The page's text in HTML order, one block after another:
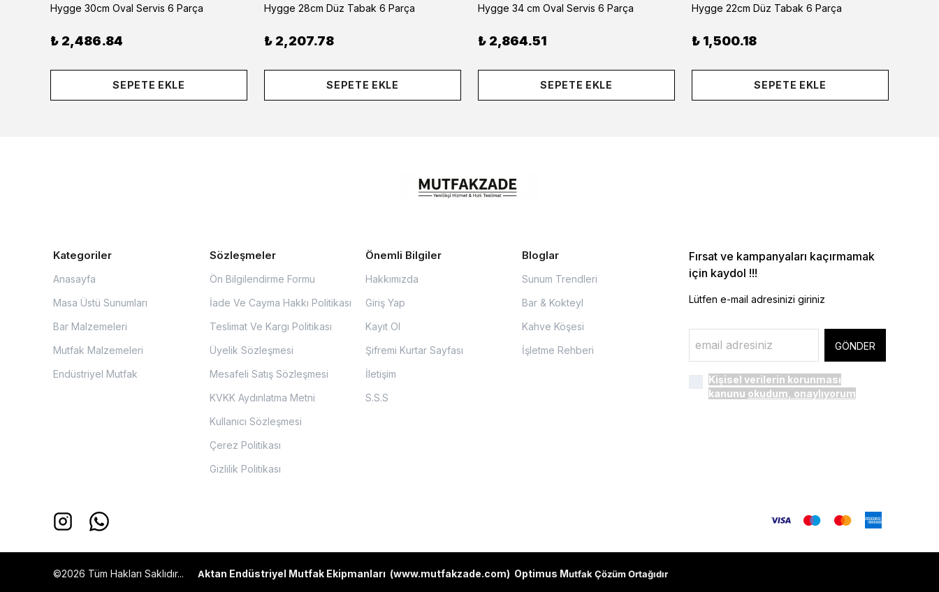
Hygge 30cm Oval Servis 6 Parça
₺ 2,486.84
SEPETE EKLE
Hygge 28cm Düz Tabak 6 Parça
₺ 2,207.78
SEPETE EKLE
Hygge 34 cm Oval Servis 6 Parça
₺ 2,864.51
SEPETE EKLE
Hygge 22cm Düz Tabak 6 Parça
₺ 1,500.18
SEPETE EKLE
Kategoriler
Anasayfa
Masa Üstü Sunumları
Bar Malzemeleri
Mutfak Malzemeleri
Endüstriyel Mutfak
Sözleşmeler
Ön Bilgilendirme Formu
İade Ve Cayma Hakkı Politikası
Teslimat Ve Kargı Politikası
Üyelik Sözleşmesi
Mesafeli Satış Sözleşmesi
KVKK Aydınlatma Metni
Kullanıcı Sözleşmesi
Çerez Politikası
Gizlilik Politikası
Önemli Bilgiler
Hakkımızda
Giriş Yap
Kayıt Ol
Şifremi Kurtar Sayfası
İletişim
S.S.S
Bloglar
Sunum Trendleri
Bar & Kokteyl
Kahve Köşesi
İşletme Rehberi
Fırsat ve kampanyaları kaçırmamak
için kaydol !!!
Lütfen e-mail adresinizi giriniz
GÖNDER
Kişisel verilerin korunması
kanunu okudum, onaylıyorum
©2026 Tüm Hakları Saklıdır... Aktan Endüstriyel Mutfak Ekipmanları (www.mutfakzade.com) Optimus Mutfak Çözüm Ortağıdır